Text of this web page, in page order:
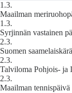
1.3.
Maailman
1.3.
Syrjinnän vastainen
2.3.
Suomen
2.3.
Talviloma Pohjois- ja
2.3.
Maailman tennispäivä